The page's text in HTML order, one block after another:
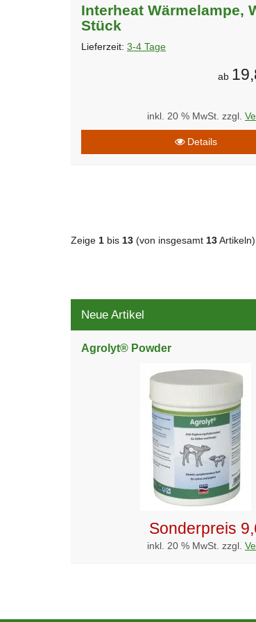
Interheat Wärmelampe,
Stück
Lieferzeit: 3-4 Tage
ab
inkl. 20 % MwSt. zzgl.
Details
Zeige 1 bis 13 (von insgesamt 13 Artikeln)
Neue Artikel
Agrolyt® Powder
Sonderpreis
inkl. 20 % MwSt. zzgl.